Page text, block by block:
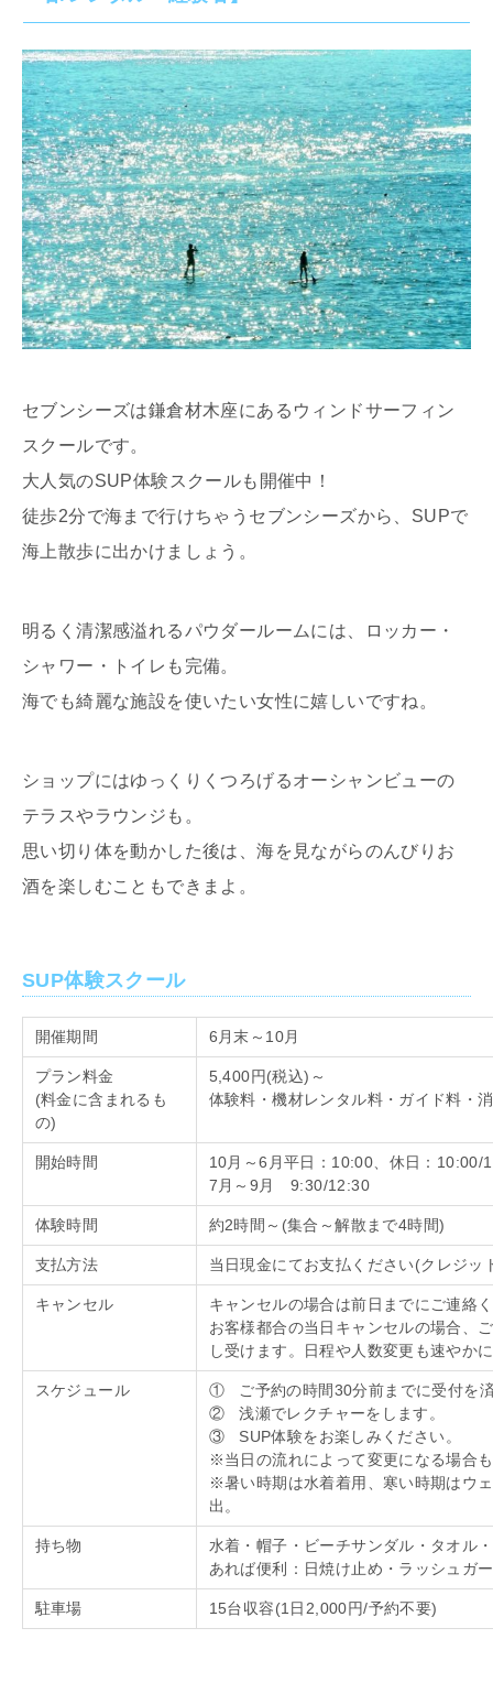
セブンシーズは鎌倉材木座にあるウィンドサーフィン
スクールです。
大人気のSUP体験スクールも開催中！
徒歩2分で海まで行けちゃうセブンシーズから、SUPで
海上散歩に出かけましょう。
明るく清潔感溢れるパウダールームには、ロッカー・
シャワー・トイレも完備。
海でも綺麗な施設を使いたい女性に嬉しいですね。
ショップにはゆっくりくつろげるオーシャンビューの
テラスやラウンジも。
思い切り体を動かした後は、海を見ながらのんびりお
酒を楽しむこともできまよ。
SUP体験スクール
開催期間 6月末～ 10月
プラン料金
(料金に含まれるも
の)
5,400円(税込) ～
体験料・機材レンタル料・ガイド料・
開始時間 10月～6 月平日： 10:00、 休日： 10:00/
7月～ 9 月 9:30/12:30
体験時間 約2時間～ (集合～解散まで4時間)
支払方法 当日現金にてお支払ください(クレジッ
キャンセル
キャンセルの場合は前日までにご連絡
お客様都合の当日キャンセルの場合、
し受けます。日程や人数変更も速やか
スケジュール ① ご予約の時間30分前までに受付を
② 浅瀬でレクチャーをします。
③ SUP体験をお楽しみください。
※当日の流れによって変更になる場合
※暑い時期は水着着用、寒い時期はウ
出。
持ち物
水着・帽子・ビーチサンダル・タオル
あれば便利：日焼け止め・ラッシュガ
駐車場 15台収容(1 日 2,000円/予約不要)